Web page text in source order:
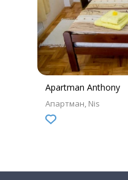
Apartman Anthony
Апартман Nis